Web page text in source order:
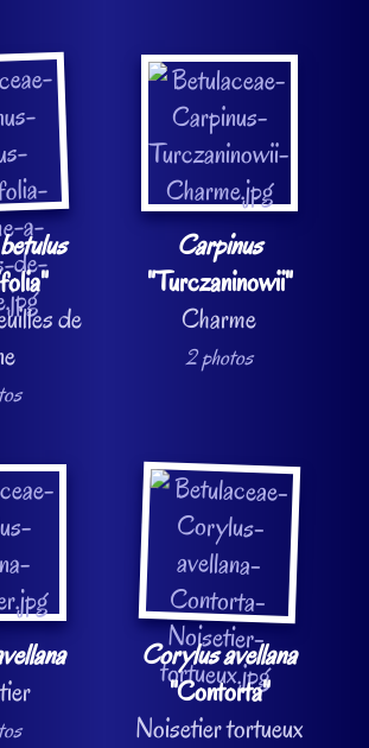
de
Carpinus
"Turczaninowii"
Charme
2 photos
Corylus avellana
"Contorta"
Noisetier tortueux